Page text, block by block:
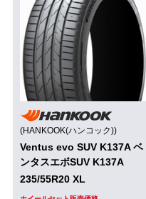
(HANKOOK(ハンコック))
Ventus evo SUV K137A ベ
ンタスエボSUV K137A
235/55R20 XL